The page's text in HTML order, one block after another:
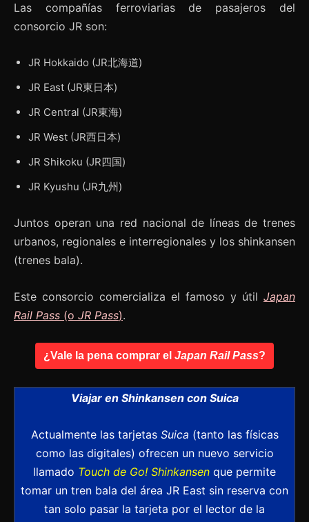
Las compañías ferroviarias de pasajeros del
consorcio JR son:
JR Hokkaido (JR北海道)
JR East (JR東日本)
JR Central (JR東海)
JR West (JR西日本)
JR Shikoku (JR四国)
JR Kyushu (JR九州)
Juntos operan una red nacional de líneas de trenes
urbanos, regionales e interregionales y los shinkansen
(trenes bala).
Este consorcio comercializa el famoso y útil Japan
Rail Pass (o JR Pass).
¿Vale la pena comprar el Japan Rail Pass?
Viajar en Shinkansen con Suica
Actualmente las tarjetas Suica (tanto las físicas
como las digitales) ofrecen un nuevo servicio
llamado Touch de Go! Shinkansen que permite
tomar un tren bala del área JR East sin reserva con
tan solo pasar la tarjeta por el lector de la